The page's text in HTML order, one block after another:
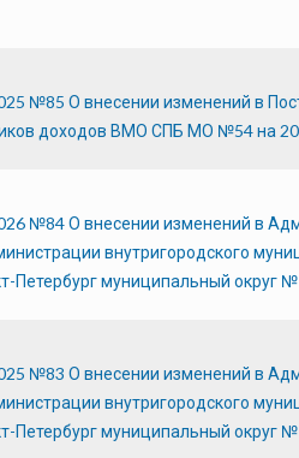
№85 О внесении изменений в
доходов ВМО СПБ МО №54 на
№84 О внесении изменений в
внутригородского
Петербург муниципальный округ
№83 О внесении изменений в
внутригородского
Петербург муниципальный округ